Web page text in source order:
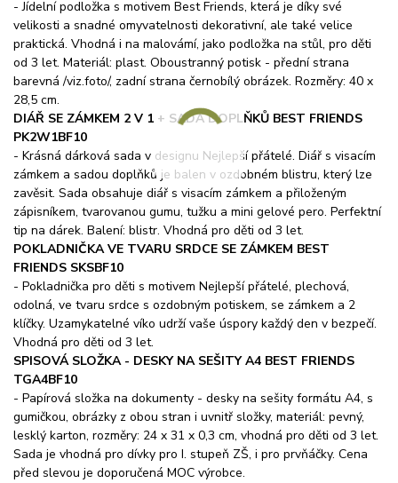
- Jídelní podložka s motivem Best Friends, která je díky své
velikosti a snadné omyvatelnosti dekorativní, ale také velice
praktická. Vhodná i na malovámí, jako podložka na stůl, pro děti
od 3 let. Materiál: plast. Oboustranný potisk - přední strana
barevná /viz.foto/, zadní strana černobílý obrázek. Rozměry: 40 x
28,5 cm.
DIÁŘ SE ZÁMKEM 2 V 1 + SADA DOPLŇKŮ BEST FRIENDS
PK2W1BF10
- Krásná dárková sada v designu Nejlepší přátelé. Diář s visacím
zámkem a sadou doplňků je balen v ozdobném blistru, který lze
zavěsit. Sada obsahuje diář s visacím zámkem a přiloženým
zápisníkem, tvarovanou gumu, tužku a mini gelové pero. Perfektní
tip na dárek. Balení: blistr. Vhodná pro děti od 3 let.
POKLADNIČKA VE TVARU SRDCE SE ZÁMKEM BEST
FRIENDS SKSBF10
- Pokladnička pro děti s motivem Nejlepší přátelé, plechová,
odolná, ve tvaru srdce s ozdobným potiskem, se zámkem a 2
klíčky. Uzamykatelné víko udrží vaše úspory každý den v bezpečí.
Vhodná pro děti od 3 let.
SPISOVÁ SLOŽKA - DESKY NA SEŠITY A4 BEST FRIENDS
TGA4BF10
- Papírová složka na dokumenty - desky na sešity formátu A4, s
gumičkou, obrázky z obou stran i uvnitř složky, materiál: pevný,
lesklý karton, rozměry: 24 x 31 x 0,3 cm, vhodná pro děti od 3 let.
Sada je vhodná pro dívky pro I. stupeň ZŠ, i pro prvňáčky. Cena
před slevou je doporučená MOC výrobce.